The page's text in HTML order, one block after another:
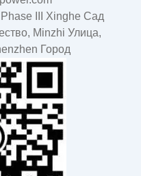
III Xinghe Сад
Minzhi Улица,
Город